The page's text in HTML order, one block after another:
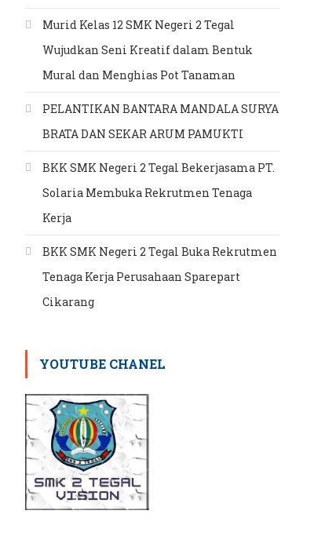
Murid Kelas 12 SMK Negeri 2 Tegal
Wujudkan Seni Kreatif dalam Bentuk
Mural dan Menghias Pot Tanaman
PELANTIKAN BANTARA MANDALA SURYA
BRATA DAN SEKAR ARUM PAMUKTI
BKK SMK Negeri 2 Tegal Bekerjasama PT.
Solaria Membuka Rekrutmen Tenaga
Kerja
BKK SMK Negeri 2 Tegal Buka Rekrutmen
Tenaga Kerja Perusahaan Sparepart
Cikarang
YOUTUBE CHANEL